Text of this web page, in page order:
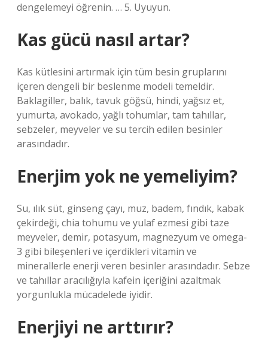
dengelemeyi öğrenin. … 5. Uyuyun.
Kas gücü nasıl artar?
Kas kütlesini artırmak için tüm besin gruplarını
içeren dengeli bir beslenme modeli temeldir.
Baklagiller, balık, tavuk göğsü, hindi, yağsız et,
yumurta, avokado, yağlı tohumlar, tam tahıllar,
sebzeler, meyveler ve su tercih edilen besinler
arasındadır.
Enerjim yok ne yemeliyim?
Su, ılık süt, ginseng çayı, muz, badem, fındık, kabak
çekirdeği, chia tohumu ve yulaf ezmesi gibi taze
meyveler, demir, potasyum, magnezyum ve omega-
3 gibi bileşenleri ve içerdikleri vitamin ve
minerallerle enerji veren besinler arasındadır. Sebze
ve tahıllar aracılığıyla kafein içeriğini azaltmak
yorgunlukla mücadelede iyidir.
Enerjiyi ne arttırır?